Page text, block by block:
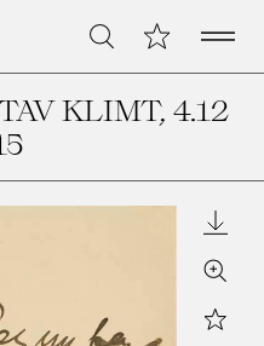
Suche Meine Open
KLIMT, 4.12
Zoom
Star